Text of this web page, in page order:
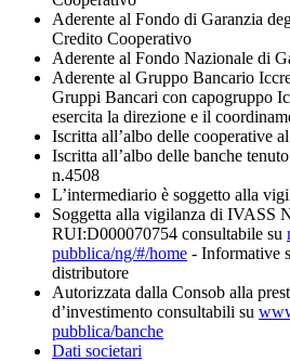
Aderente al Fondo di Garanzia
Credito Cooperativo
Aderente al Fondo Nazionale di
Aderente al Gruppo Bancario
Gruppi Bancari con capogruppo
esercita la direzione e il
Iscritta all’albo delle cooperative
Iscritta all’albo delle banche
n.4508
L’intermediario è soggetto alla
Soggetta alla vigilanza di IVASS
RUI:D000070754 consultabile su
pubblica/ng/#/home - Informative
distributore
Autorizzata dalla Consob alla
d’investimento consultabili su
pubblica/banche
Dati societari